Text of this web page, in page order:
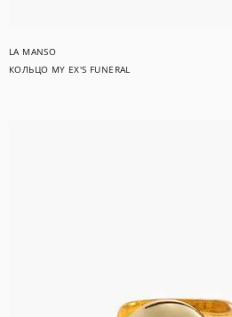
LA MANSO
КОЛЬЦО MY EX'S FUNERAL